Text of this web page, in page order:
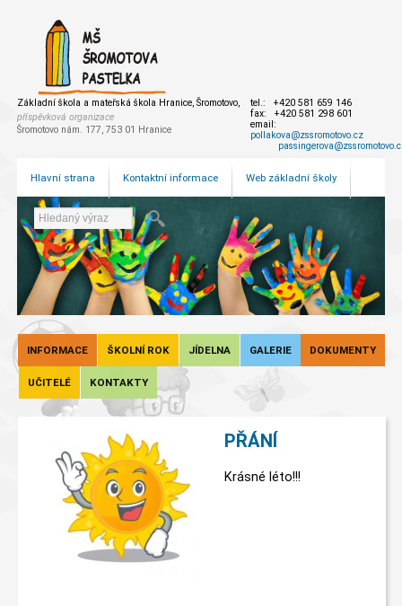
Základní škola a mateřská škola Hranice, Šromotovo,
příspěvková organizace
Šromotovo nám. 177, 753 01 Hranice
tel.: +420 581 659 146
fax: +420 581 298 601
email:
pollakova@zssromotovo.cz
Hlavní strana Kontaktní informace Web základní školy
INFORMACE ŠKOLNÍ ROK JÍDELNA GALERIE DOKUMENTY
UČITELÉ KONTAKTY
PŘÁNÍ
Krásné léto!!!